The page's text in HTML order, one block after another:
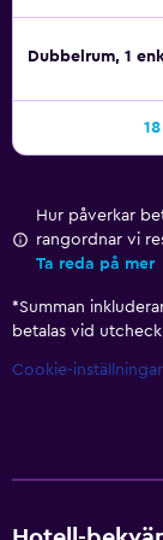
Dubbelrum, 1
Hur påverkar
rangordnar vi
Ta reda på mer
*Summan
betalas vid
Cookie-inställningar